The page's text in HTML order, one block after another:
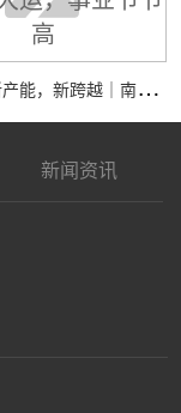
新
环境，新产能，新跨越｜南京全控祝大家马年行大运，事业节节高
新闻资讯